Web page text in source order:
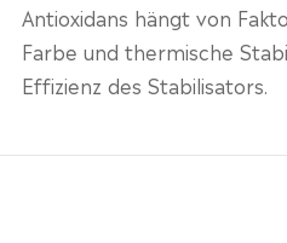
Antioxidans hängt von
Farbe und thermische
Effizienz des Stabilisators.